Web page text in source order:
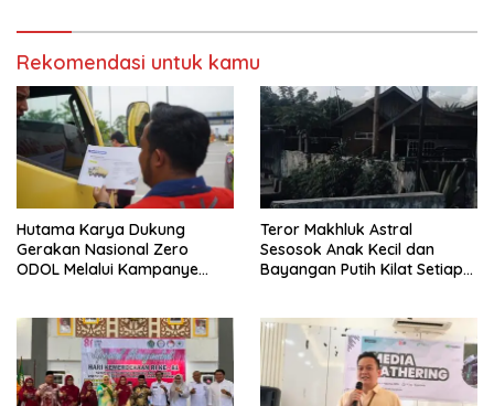
Rekomendasi untuk kamu
Hutama Karya Dukung
Gerakan Nasional Zero
ODOL Melalui Kampanye
Teror Makhluk Astral
Sesosok Anak Kecil dan
Bayangan Putih Kilat Setiap